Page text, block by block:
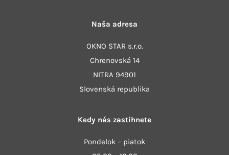
Naša adresa
OKNO STAR s.r.o.
Chrenovská 14
NITRA 94901
Slovenská republika
Kedy nás zastihnete
Pondelok – piatok